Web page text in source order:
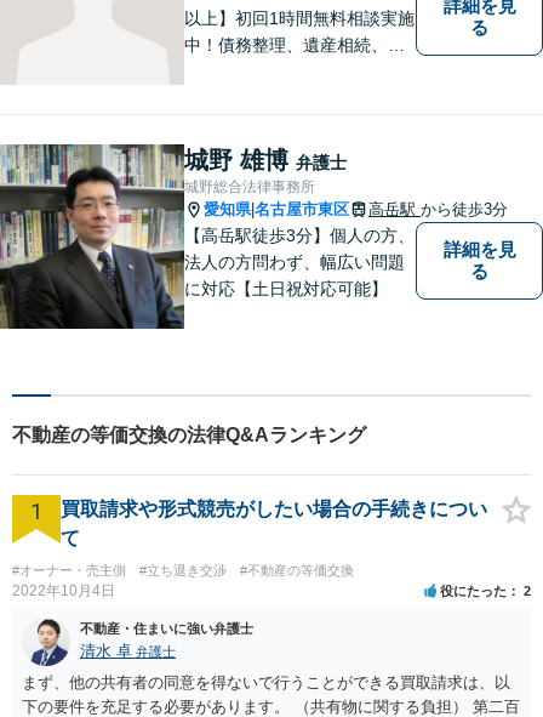
以上】初回1時間無料相談実施
中！債務整理、遺産相続、離
まずはお気軽にご相談くださ
い！【駐車場近く】
詳細を見
る
城野 雄博 弁護士
城野総合法律事務所
愛知県|名古屋市東区 高岳駅 から徒歩3分
【高岳駅徒歩3分】個人の方、
法人の方問わず、幅広い問題
に対応【土日祝対応可能】
詳細を見
る
不動産の等価交換の法律Q&Aランキング
1
買取請求や形式競売がしたい場合の手続きについ
て
#オーナー・売主側 #立ち退き交渉 #不動産の等価交換
2022年10月4日 役にたった 2
不動産・住まいに強い弁護士
清水 卓 弁護士
まず、他の共有者の同意を得ないで行うことができる買取請求は、以
下の要件を充足する必要があります。 （共有物に関する負担） 第二百